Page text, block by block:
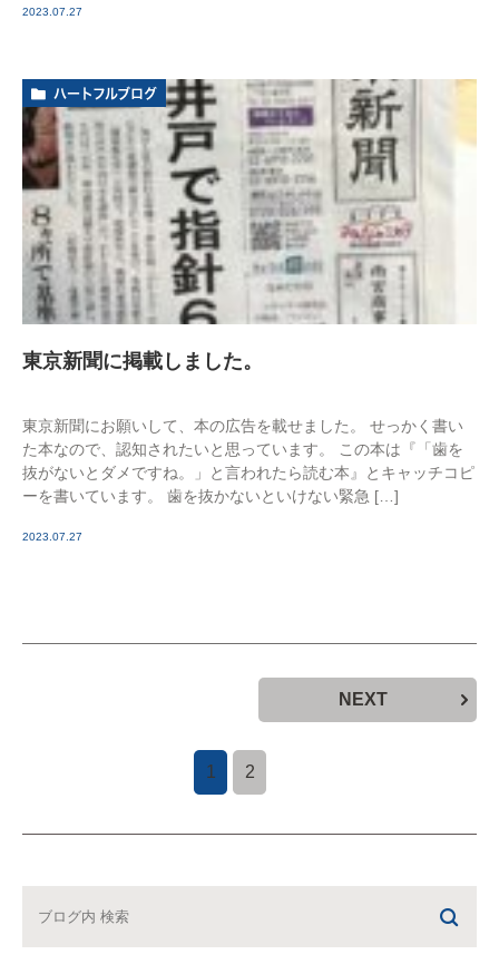
2023.07.27
ハートフルブログ
東京新聞に掲載しました。
東京新聞にお願いして、本の広告を載せました。 せっかく書い
た本なので、認知されたいと思っています。 この本は『「歯を
抜がないとダメですね。」と言われたら読む本』とキャッチコピ
ーを書いています。 歯を抜かないといけない緊急 […]
2023.07.27
1 2
NEXT